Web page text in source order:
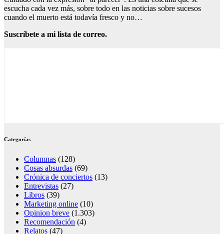
escucha cada vez más, sobre todo en las noticias sobre sucesos
cuando el muerto está todavía fresco y no…
Suscríbete a mi lista de correo.
Categorías
Columnas (128)
Cosas absurdas (69)
Crónica de conciertos (13)
Entrevistas (27)
Libros (39)
Marketing online (10)
Opinion breve (1.303)
Recomendación (4)
Relatos (47)